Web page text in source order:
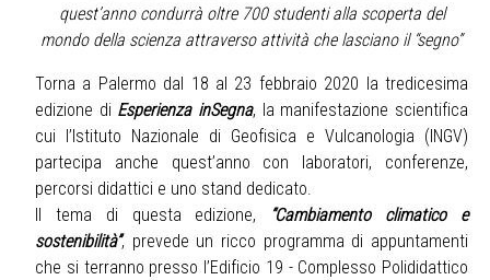
quest’anno condurrà oltre 700 studenti alla scoperta del
mondo della scienza attraverso attività che lasciano il “segno”
Torna a Palermo dal 18 al 23 febbraio 2020 la tredicesima
edizione di Esperienza inSegna, la manifestazione scientifica
cui l’Istituto Nazionale di Geofisica e Vulcanologia (INGV)
partecipa anche quest’anno con laboratori, conferenze,
percorsi didattici e uno stand dedicato.
Il tema di questa edizione,
“Cambiamento climatico e
sostenibilità”, prevede un ricco programma di appuntamenti
che si terranno presso l’Edificio 19 - Complesso Polididattico